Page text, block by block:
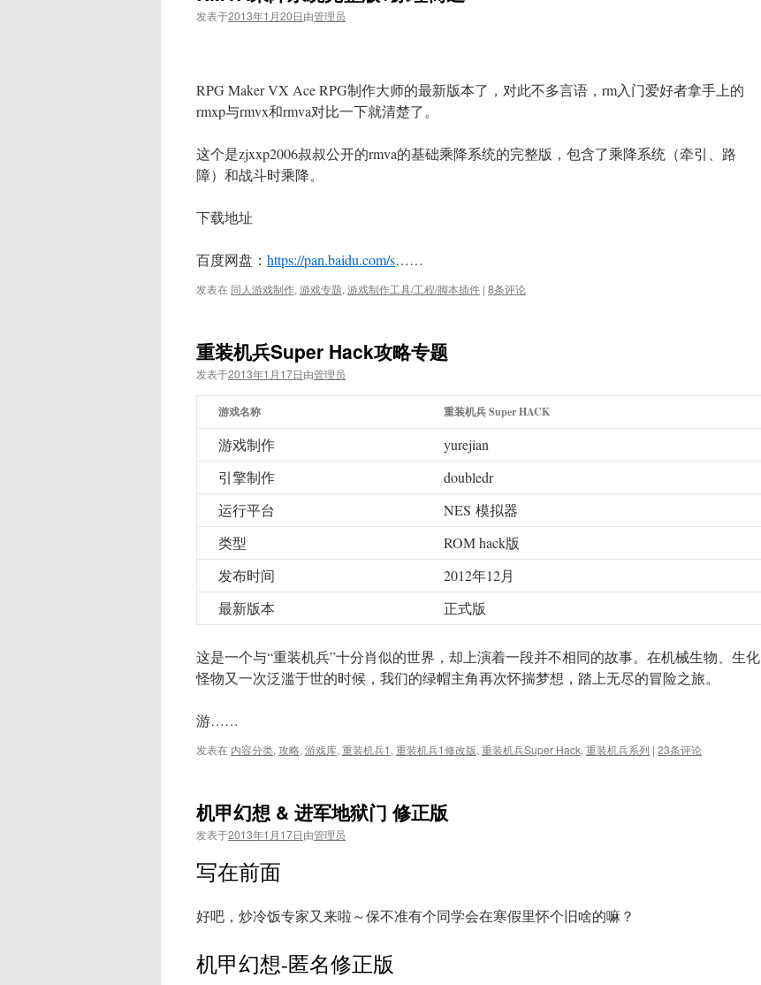
发表于2013年1月20日由管理员
RPG Maker VX Ace RPG制作大师的最新版本了，对此不多言语，rm入门爱好者拿手上的
rmxp与rmvx和rmva对比一下就清楚了。
这个是zjxxp2006叔叔公开的rmva的基础乘降系统的完整版，包含了乘降系统（牵引、路
障）和战斗时乘降。
下载地址
百度网盘： https://pan.baidu.com/s……
发表在 同人游戏制作, 游戏专题, 游戏制作工具/工程/脚本插件 | 8条评论
重装机兵Super Hack攻略专题
发表于2013年1月17日由管理员
游戏名称 重装机兵 Super HACK
游戏制作
yurejian
引擎制作
doubledr
运行平台
NES 模拟器
类型
ROM hack版
发布时间
2012年12月
最新版本
正式版
这是一个与“重装机兵”十分肖似的世界，却上演着一段并不相同的故事。在机械生物、生化
怪物又一次泛滥于世的时候，我们的绿帽主角再次怀揣梦想，踏上无尽的冒险之旅。
游……
发表在 内容分类, 攻略, 游戏库, 重装机兵1 , 重装机兵1修改版, 重装机兵Super Hack, 重装机兵系列 | 23条评论
机甲幻想 & 进军地狱门 修正版
发表于2013年1月17日由管理员
写在前面
好吧，炒冷饭专家又来啦～保不准有个同学会在寒假里怀个旧啥的嘛？
机甲幻想-匿名修正版